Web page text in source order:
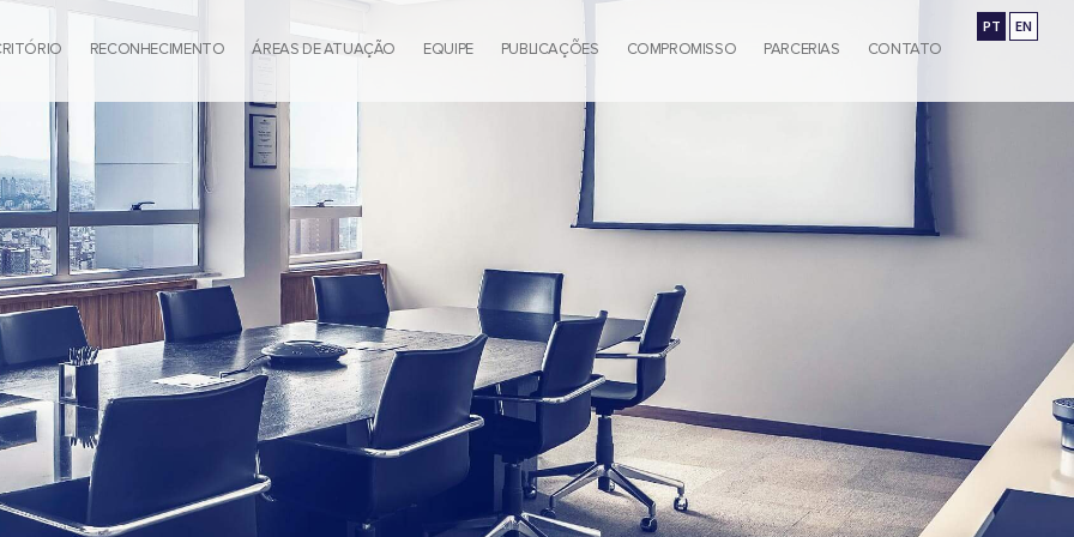
PT EN
RECONHECIMENTO ÁREAS DE ATUAÇÃO EQUIPE PUBLICAÇÕES COMPROMISSO PARCERIAS CONTATO